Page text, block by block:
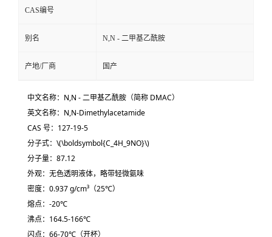
CAS编号
别名 N,N - 二甲基乙酰胺
产地/厂商 国产
中文名称：N,N - 二甲基乙酰胺（简称 DMAC）
英文名称：N,N-Dimethylacetamide
CAS 号：127-19-5
分子式： \(\boldsymbol{C_4H_9NO}\)
分子量：87.12
外观：无色透明液体，略带轻微氨味
密度：0.937 g/cm³（25℃）
熔点：-20℃
沸点：164.5-166℃
闪点：66-70℃（开杯）